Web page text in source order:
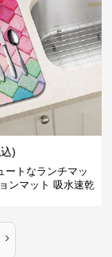
)
ートなランチマッ
ンマット 吸水速乾
›